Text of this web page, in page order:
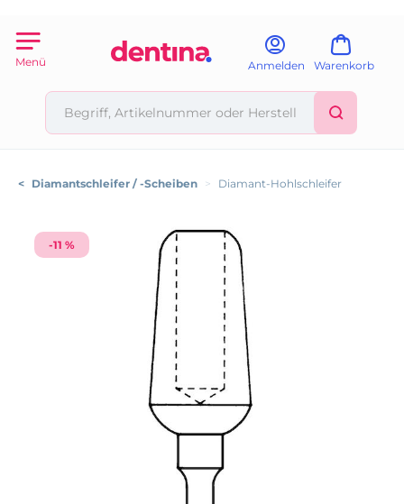
Menü Anmelden Warenkorb
< Diamantschleifer / -Scheiben > Diamant-Hohlschleifer
-11 %